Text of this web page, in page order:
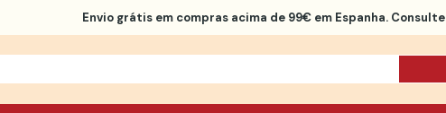
Envio grátisem compras acima de 99€ em Espanha. Consulte